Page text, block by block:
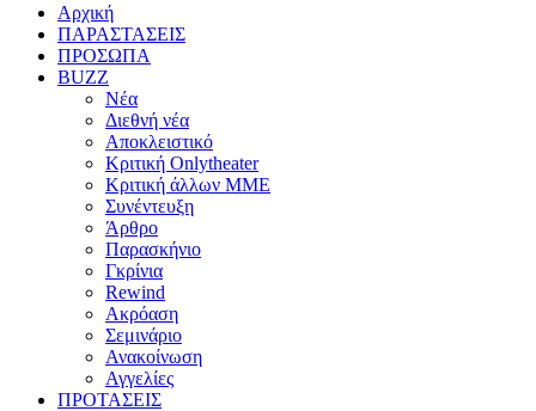
Αρχική
ΠΑΡΑΣΤΑΣΕΙΣ
ΠΡΟΣΩΠΑ
BUZZ
Νέα
Διεθνή νέα
Αποκλειστικό
Κριτική Onlytheater
Κριτική άλλων ΜΜΕ
Συνέντευξη
Άρθρο
Παρασκήνιο
Γκρίνια
Rewind
Ακρόαση
Σεμινάριο
Ανακοίνωση
Αγγελίες
ΠΡΟΤΑΣΕΙΣ